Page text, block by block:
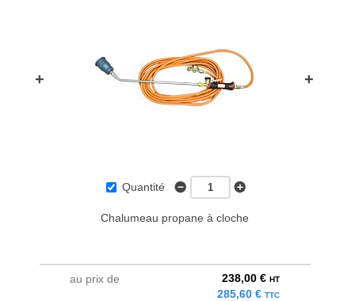
+
Quantité
Chalumeau propane à cloche
au prix de 238,00 € HT
285,60 € TTC
+